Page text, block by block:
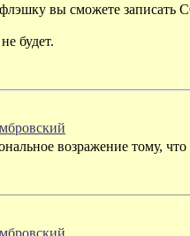
вы сможете
будет.
возражение тому,